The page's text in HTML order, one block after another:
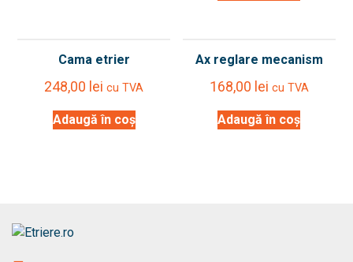
Cama etrier
248,00 lei cu TVA
Adaugă în coș
Ax reglare mecanism
168,00 lei cu TVA
Adaugă în coș